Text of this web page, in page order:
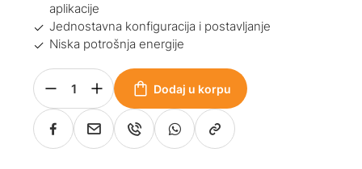
aplikacije
Jednostavna konfiguracija i postavljanje
Niska potrošnja energije
Dodaj u korpu